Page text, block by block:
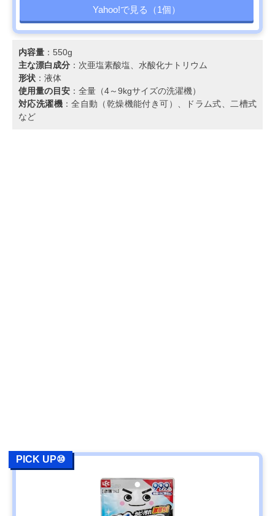
Yahoo!で見る（1個）
内容量 ：550g
主な漂白成分 ：次亜塩素酸塩、水酸化ナトリウム
形状 ：液体
使用量の目安 ：全量（4～9kgサイズの洗濯機）
対応洗濯機：全自動（乾燥機能付き可）、ドラム式、二槽式
など
PICK UP⑩